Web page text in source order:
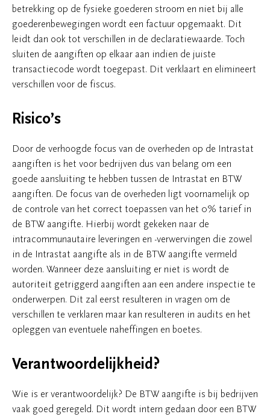
betrekking op de fysieke goederen stroom en niet bij alle
goederenbewegingen wordt een factuur opgemaakt. Dit
leidt dan ook tot verschillen in de declaratiewaarde. Toch
sluiten de aangiften op elkaar aan indien de juiste
transactiecode wordt toegepast. Dit verklaart en elimineert
verschillen voor de fiscus.
Risico’s
Door de verhoogde focus van de overheden op de Intrastat
aangiften is het voor bedrijven dus van belang om een
goede aansluiting te hebben tussen de Intrastat en BTW
aangiften. De focus van de overheden ligt voornamelijk op
de controle van het correct toepassen van het 0% tarief in
de BTW aangifte. Hierbij wordt gekeken naar de
intracommunautaire leveringen en -verwervingen die zowel
in de Intrastat aangifte als in de BTW aangifte vermeld
worden. Wanneer deze aansluiting er niet is wordt de
autoriteit getriggerd aangiften aan een andere inspectie te
onderwerpen. Dit zal eerst resulteren in vragen om de
verschillen te verklaren maar kan resulteren in audits en het
opleggen van eventuele naheffingen en boetes.
Verantwoordelijkheid?
Wie is er verantwoordelijk? De BTW aangifte is bij bedrijven
vaak goed geregeld. Dit wordt intern gedaan door een BTW